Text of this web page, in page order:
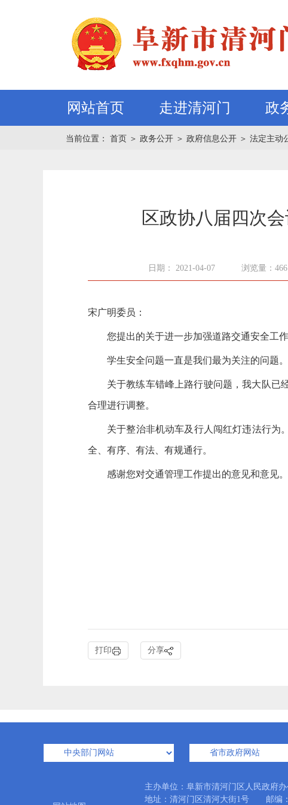
网站首页 走进清河门 政
当前位置： 首页 ＞ 政务公开 ＞ 政府信息公开 ＞ 法定主动
区政协八届四次
日期： 2021-04-07 浏览量：466
宋广明委员：
您提出的关于进一步加强道路交通安全工
学生安全问题一直是我们最为关注的问题
关于教练车错峰上路行驶问题，我大队已
合理进行调整。
关于整治非机动车及行人闯红灯违法行为
全、有序、有法、有规通行。
感谢您对交通管理工作提出的意见和意见。
打印 分享
主办单位：阜新市清河门区人民政
地址：清河门区清河大街1号 邮编